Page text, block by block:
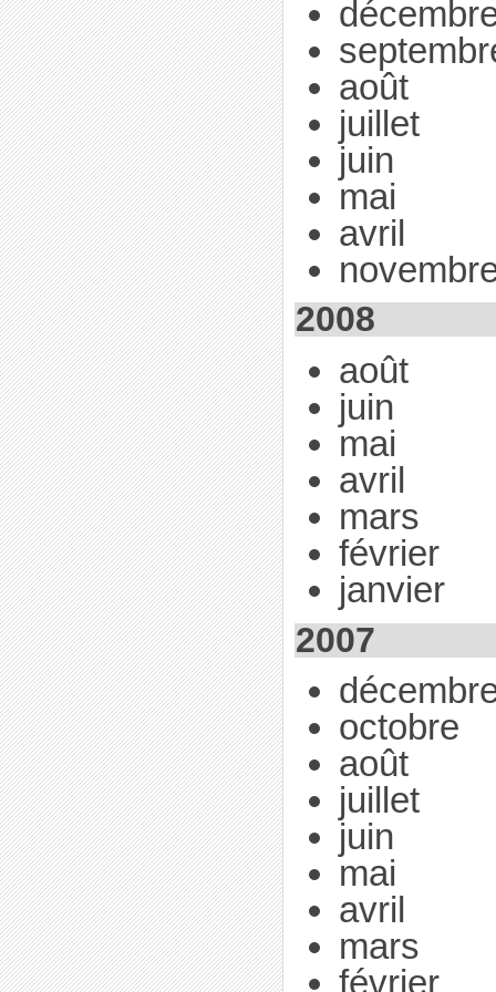
août
juillet
juin
mai
avril
2008
août
juin
mai
avril
mars
février
janvier
2007
octobre
août
juillet
juin
mai
avril
mars
février